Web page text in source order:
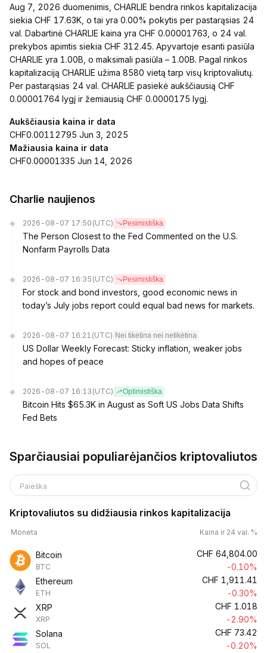
Aug 7, 2026 duomenimis, CHARLIE bendra rinkos kapitalizacija
siekia CHF 17.63K, o tai yra 0.00% pokytis per pastarąsias 24
val. Dabartinė CHARLIE kaina yra CHF 0.00001763, o 24 val.
prekybos apimtis siekia CHF 312.45. Apyvartoje esanti pasiūla
CHARLIE yra 1.00B, o maksimali pasiūla – 1.00B. Pagal rinkos
kapitalizaciją CHARLIE užima 8580 vietą tarp visų kriptovaliutų.
Per pastarąsias 24 val. CHARLIE pasiekė aukščiausią CHF
0.00001764 lygį ir žemiausią CHF 0.0000175 lygį.
Aukščiausia kaina ir data
CHF0.00112795 Jun 3, 2025
Mažiausia kaina ir data
CHF0.00001335 Jun 14, 2026
Charlie naujienos
2026-08-07 17:50 (UTC) Pesimistiška
The Person Closest to the Fed Commented on the U.S.
Nonfarm Payrolls Data
2026-08-07 16:35 (UTC) Pesimistiška
For stock and bond investors, good economic news in
today’s July jobs report could equal bad news for markets.
2026-08-07 16:21 (UTC) Nei tikėtina nei netikėtina
US Dollar Weekly Forecast: Sticky inflation, weaker jobs
and hopes of peace
2026-08-07 16:13 (UTC) Optimistiška
Bitcoin Hits $65.3K in August as Soft US Jobs Data Shifts
Fed Bets
Sparčiausiai populiarėjančios kriptovaliutos
Paieška
Kriptovaliutos su didžiausia rinkos kapitalizacija
Moneta Kaina ir 24 val. %
Bitcoin
BTC
CHF 64,804.00
-0.10%
Ethereum
ETH
CHF 1,911.41
-0.30%
XRP
XRP
CHF 1.018
-2.90%
Solana
SOL
CHF 73.42
-0.20%